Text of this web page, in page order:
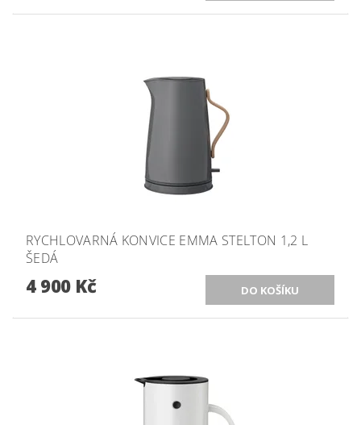
RYCHLOVARNÁ KONVICE EMMA STELTON 1,2 L
ŠEDÁ
4 900 Kč